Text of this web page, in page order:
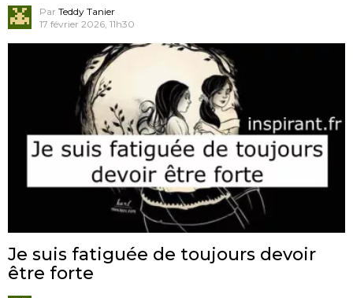
Par Teddy Tanier
17 février 2026, 11h30
Je suis fatiguée de toujours devoir
être forte